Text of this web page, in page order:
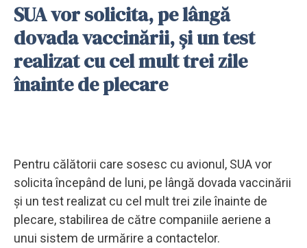
SUA vor solicita, pe lângă
dovada vaccinării, şi un test
realizat cu cel mult trei zile
înainte de plecare
Pentru călătorii care sosesc cu avionul, SUA vor
solicita începând de luni, pe lângă dovada vaccinării
şi un test realizat cu cel mult trei zile înainte de
plecare, stabilirea de către companiile aeriene a
unui sistem de urmărire a contactelor.